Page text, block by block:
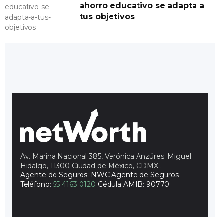
ahorro educativo se adapta a
tus objetivos
Av. Marina Nacional 385, Verónica Anzúres, Miguel
Hidalgo, 11300 Ciudad de México, CDMX .
Agente de Seguros: NWC Agente de Seguros
Teléfono: 55 4163 0120 Cédula AMIB: 90770